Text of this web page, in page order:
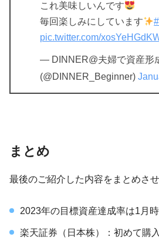
これ美味しいんです
毎回楽しみにしています
pic.twitter.com/
— DINNER@夫婦で資産形
(@DINNER_Beginner)
まとめ
最後のご紹介した内容をまとめさせ
2023年の目標資産達成率は1月時
楽天証券（日本株）：初めて購